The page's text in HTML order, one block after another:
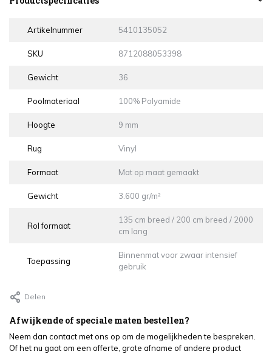
Artikelnummer 5410135052
SKU 8712088053398
Gewicht 36
Poolmateriaal 100% Polyamide
Hoogte 9 mm
Rug Vinyl
Formaat Mat op maat gemaakt
Gewicht 3.600 gr/m²
Rol formaat
135 cm breed / 200 cm breed / 2000
cm lang
Toepassing
Binnenmat voor zwaar intensief
gebruik
Delen
Afwijkende of speciale maten bestellen?
Neem dan contact met ons op om de mogelijkheden te bespreken.
Of het nu gaat om een offerte, grote afname of andere product